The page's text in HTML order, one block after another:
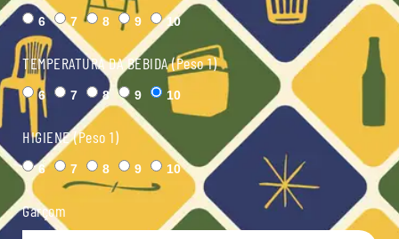
6 7 8 9 10
TEMPERATURA DA BEBIDA (Peso 1)
6 7 8 9 10
HIGIENE (Peso 1)
6 7 8 9 10
Garçom